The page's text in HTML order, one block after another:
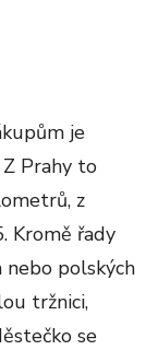
je
Prahy to
z
Kromě řady
nebo polských
tržnici,
se